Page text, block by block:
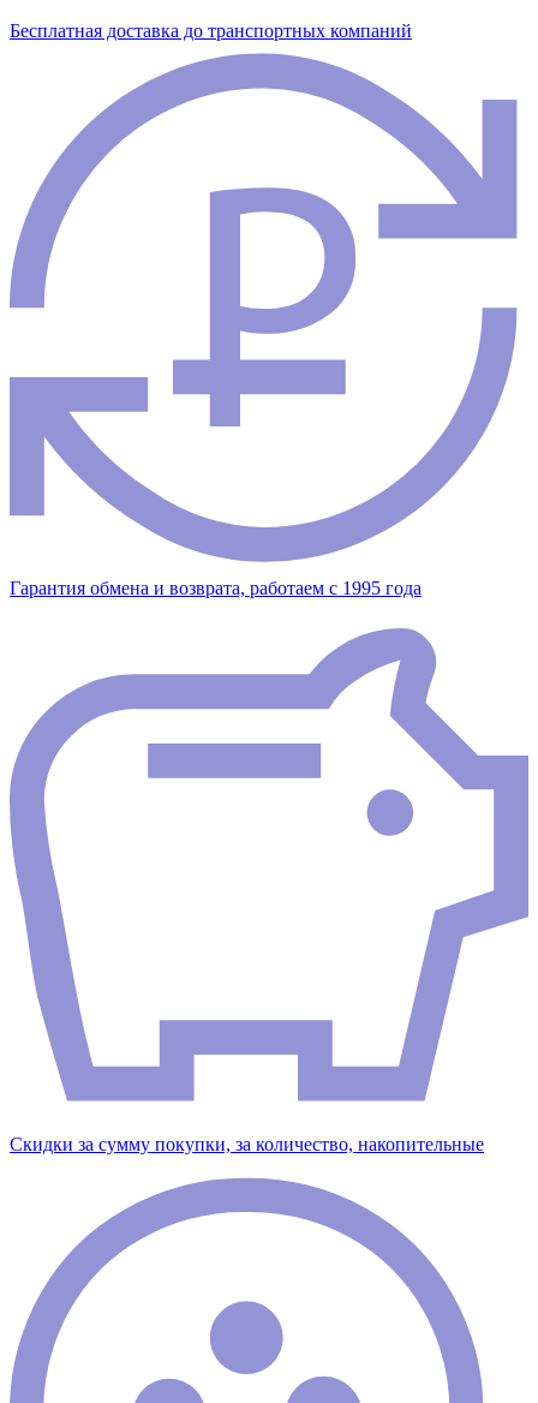
Бесплатная доставка до транспортных компаний
Гарантия обмена и возврата, работаем с 1995 года
Скидки за сумму покупки, за количество, накопительные